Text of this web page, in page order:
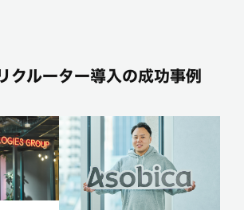
クルーター導入の成功事例